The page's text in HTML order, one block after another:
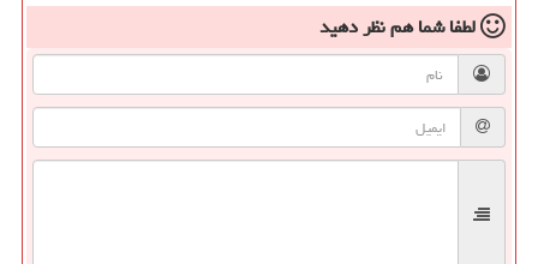
لطفا شما همنظر دهید